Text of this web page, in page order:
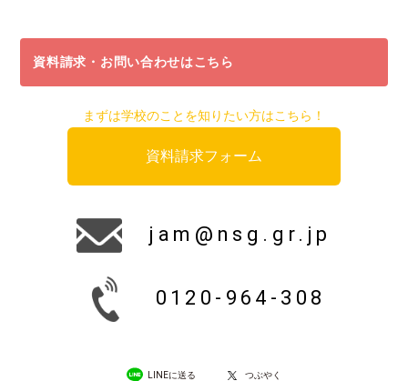
資料請求・お問い合わせはこちら
まずは学校のことを知りたい方はこちら！
資料請求フォーム
jam@nsg.gr.jp
0120-964-308
LINEに送る つぶやく